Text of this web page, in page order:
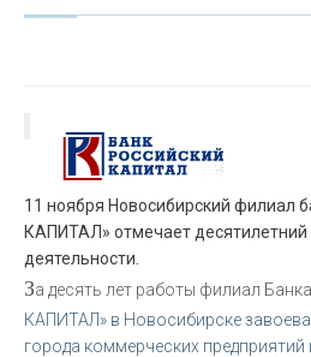
11 ноября Новосибирский филиал
КАПИТАЛ» отмечает
деятельности.
За десять лет работы филиал
КАПИТАЛ» в Новосибирске
города коммерческих предприятий